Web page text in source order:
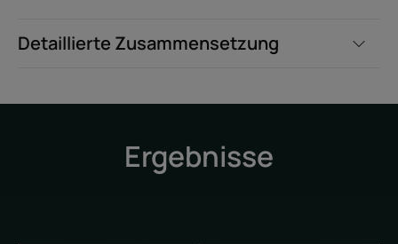
Detaillierte Zusammensetzung
Ergebnisse